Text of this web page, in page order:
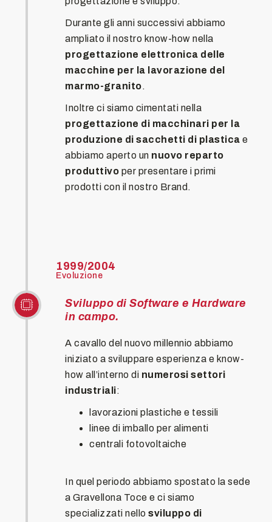
Durante gli anni successivi abbiamo
ampliato il nostro know-how nella
progettazione elettronica delle
macchine per la lavorazione del
marmo-granito.
Inoltre ci siamo cimentati nella
progettazione di macchinari per la
produzione di sacchetti di plastica e
abbiamo aperto un nuovo reparto
produttivo per presentare i primi
prodotti con il nostro Brand.
1999/2004
Evoluzione
Sviluppo di Software e Hardware
in campo.
A cavallo del nuovo millennio abbiamo
iniziato a sviluppare esperienza e know-
how all’interno di numerosi settori
industriali:
lavorazioni plastiche e tessili
linee di imballo per alimenti
centrali fotovoltaiche
In quel periodo abbiamo spostato la sede
a Gravellona Toce e ci siamo
specializzati nello sviluppo di